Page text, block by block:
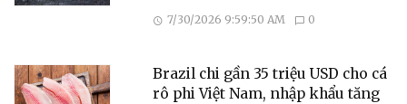
7/30/2026 9:59:50 AM 0
Brazil chi gần 35 triệu USD cho cá
rô phi Việt Nam, nhập khẩu tăng